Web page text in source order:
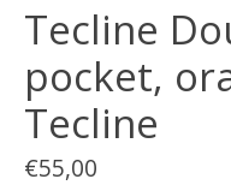
Tecline
pocket,
Tecline
€55,00